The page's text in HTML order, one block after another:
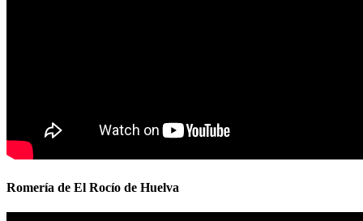
Romería de El Rocío de Huelva